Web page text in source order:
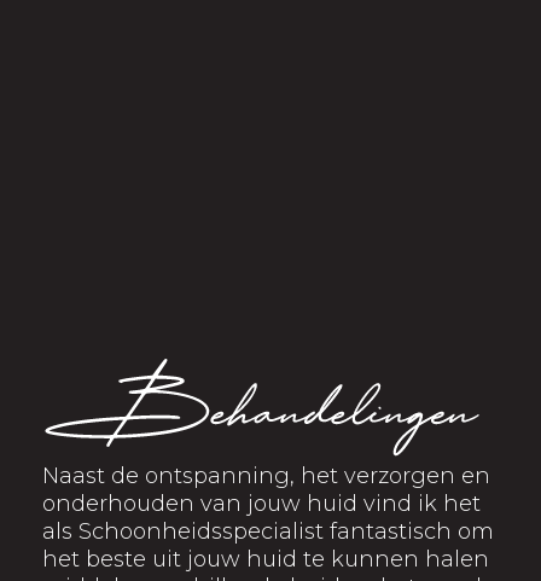
Naast de ontspanning, het verzorgen en
onderhouden van jouw huid vind ik het
als Schoonheidsspecialist fantastisch om
het beste uit jouw huid te kunnen halen